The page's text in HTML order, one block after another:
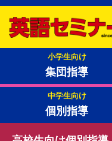
小学生向け
集団指導
中学生向け
個別指導